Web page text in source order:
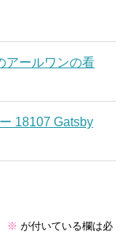
アールワンの看
18107 Gatsby
※ が付いている欄は必